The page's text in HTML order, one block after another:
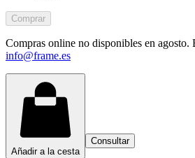
Comprar
Compras online no disponibles en agosto.
info@frame.es
Añadir a la cesta
Consultar